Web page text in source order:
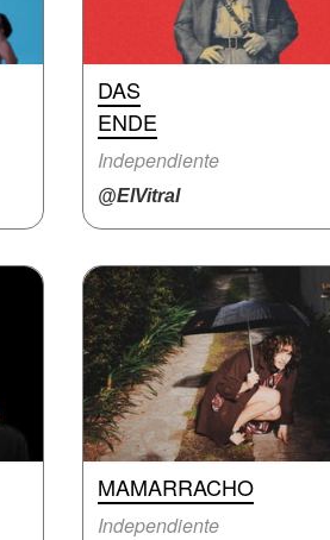
DAS
ENDE
Independiente
@ElVitral
MAMARRACHO
Independiente